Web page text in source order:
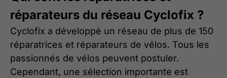
réparateurs du réseau Cyclofix ?
Cyclofix a développé un réseau de plus de 150
réparatrices et réparateurs de vélos. Tous les
passionnés de vélos peuvent postuler.
Cependant, une sélection importante est